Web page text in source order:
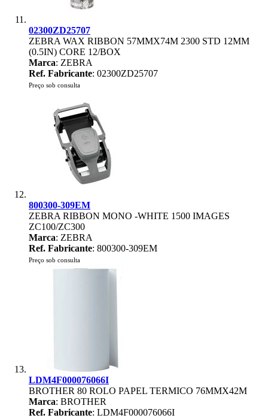
02300ZD25707
ZEBRA WAX RIBBON 57MMX74M 2300 STD 12MM
(0.5IN) CORE 12/BOX
Marca: ZEBRA
Ref. Fabricante: 02300ZD25707
Preço sob consulta
800300-309EM
ZEBRA RIBBON MONO -WHITE 1500 IMAGES
ZC100/ZC300
Marca: ZEBRA
Ref. Fabricante: 800300-309EM
Preço sob consulta
LDM4F000076066I
BROTHER 80 ROLO PAPEL TERMICO 76MMX42M
Marca: BROTHER
Ref. Fabricante: LDM4F000076066I